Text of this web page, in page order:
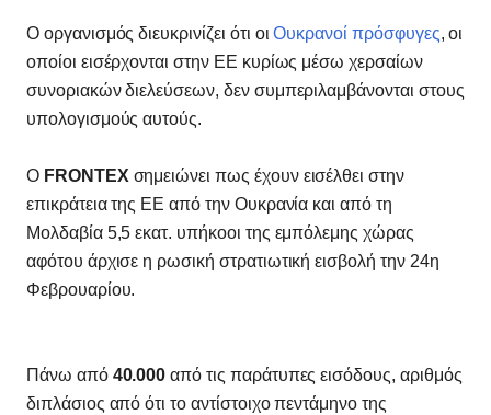
Ο οργανισμός διευκρινίζει ότι οιΟυκρανοί πρόσφυγες, οι
οποίοι εισέρχονται στην ΕΕ κυρίως μέσω χερσαίων
συνοριακών διελεύσεων, δεν συμπεριλαμβάνονται στους
υπολογισμούς αυτούς.
Ο FRONTEXσημειώνει πως έχουν εισέλθει στην
επικράτεια της ΕΕ από την Ουκρανία και από τη
Μολδαβία 5,5 εκατ. υπήκοοι της εμπόλεμης χώρας
αφότου άρχισε η ρωσική στρατιωτική εισβολή την 24η
Φεβρουαρίου.
Πάνω από 40.000από τις παράτυπες εισόδους, αριθμός
διπλάσιος από ότι το αντίστοιχο πεντάμηνο της